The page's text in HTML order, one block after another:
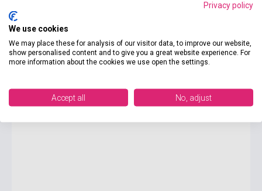
3 175 Ft
Boltunkban pillanatnyilag nem kapható, várható beszerzési idő egy-
két nap
Privacy policy
We use cookies
We may place these for analysis of our visitor data, to improve our website,
show personalised content and to give you a great website experience. For
more information about the cookies we use open the settings.
Accept all No, adjust